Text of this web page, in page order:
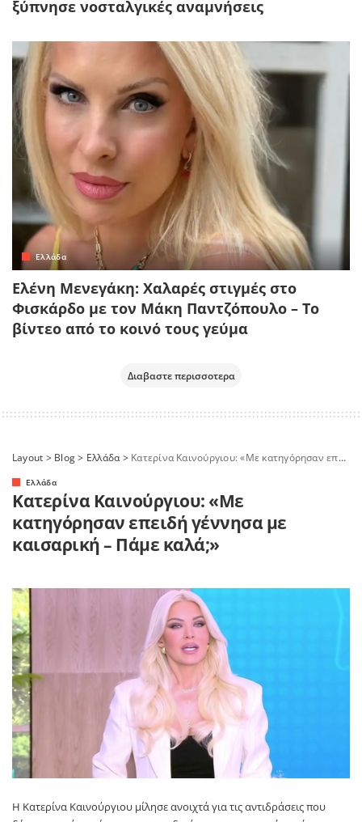
ξύπνησε νοσταλγικές αναμνήσεις
Ελλάδα
Ελένη Μενεγάκη: Χαλαρές στιγμές στο
Φισκάρδο με τον Μάκη Παντζόπουλο – Το
βίντεο από το κοινό τους γεύμα
Διαβαστε περισσοτερα
Layout > Blog> Ελλάδα> Κατερίνα Καινούργιου: «Με κατηγόρησαν επειδή γέννησα με καισαρική – Πάμε καλά;»
Ελλάδα
Κατερίνα Καινούργιου: «Με
κατηγόρησαν επειδή γέννησα με
καισαρική – Πάμε καλά;»
Η Κατερίνα Καινούργιου μίλησε ανοιχτά για τις αντιδράσεις που